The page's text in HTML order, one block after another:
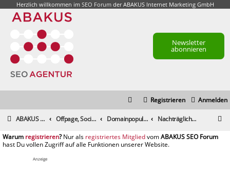
Herzlich willkommen im SEO Forumder ABAKUS Internet Marketing GmbH
Newsletter
abonnieren
Anmelden
Registrieren
ABAKUS Foren-Übersicht Offpage, Social Media, Tools und andere Maßnahmen Domainpopularität / Link-Marketing, Backlinks aufbauen & Seeding Nachträgliche Nutzung von altem Forenaccounts.
registrieren registriertes Mitglied
Anzeige